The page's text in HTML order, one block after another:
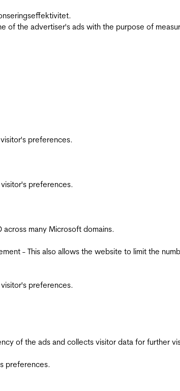
the advertiser's ads with the purpose of
preferences.
preferences.
many Microsoft domains.
- This also allows the website to limit the
preferences.
of the ads and collects visitor data for further
preferences.